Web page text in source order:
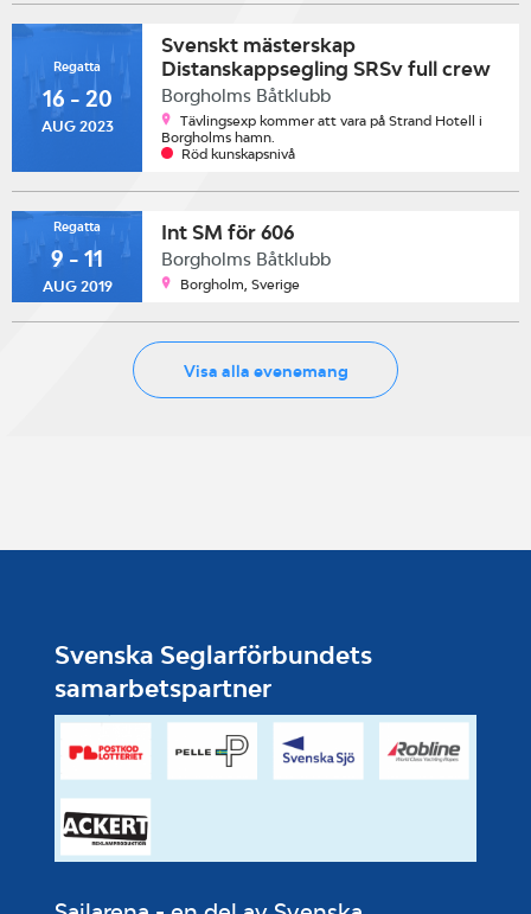
Regatta
16 - 20
AUG 2023
Svenskt mästerskap
Distanskappsegling SRSv full crew
Borgholms Båtklubb
Tävlingsexp kommer att vara på Strand Hotell i
Borgholms hamn.
Röd kunskapsnivå
Regatta
9 - 11
AUG 2019
Int SM för 606
Borgholms Båtklubb
Borgholm, Sverige
Visa alla evenemang
Svenska Seglarförbundets
samarbetspartner